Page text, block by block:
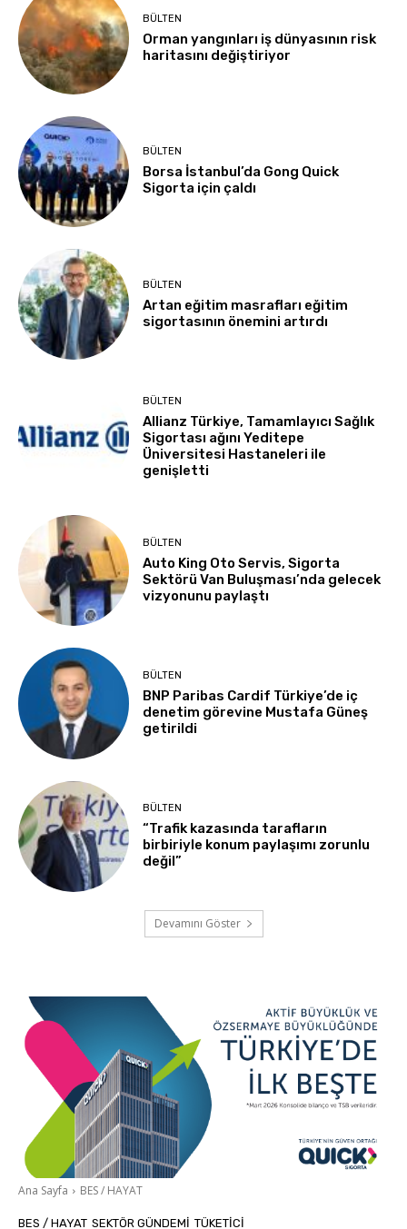
BÜLTEN
Orman yangınları iş dünyasının risk
haritasını değiştiriyor
BÜLTEN
Borsa İstanbul’da Gong Quick
Sigorta için çaldı
BÜLTEN
Artan eğitim masrafları eğitim
sigortasının önemini artırdı
BÜLTEN
Allianz Türkiye, Tamamlayıcı Sağlık
Sigortası ağını Yeditepe
Üniversitesi Hastaneleri ile
genişletti
BÜLTEN
Auto King Oto Servis, Sigorta
Sektörü Van Buluşması’nda gelecek
vizyonunu paylaştı
BÜLTEN
BNP Paribas Cardif Türkiye’de iç
denetim görevine Mustafa Güneş
getirildi
BÜLTEN
“Trafik kazasında tarafların
birbiriyle konum paylaşımı zorunlu
değil”
Devamını Göster